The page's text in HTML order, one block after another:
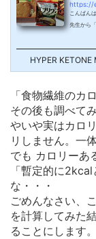
ら糖...
https://
こんばん
先生から
きました
226mg/dL
てたから
理由なん
HYPER KETONE
「食物繊維のカ
その後も調べて
やいや実はカロ
リしません。一
でも カロリーあ
「暫定的に
な・・・
ごめんなさい、
を計算してみた
ることにします。